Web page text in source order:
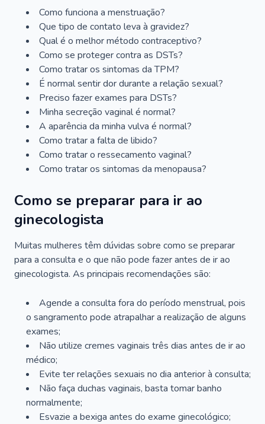
Como funciona a menstruação?
Que tipo de contato leva à gravidez?
Qual é o melhor método contraceptivo?
Como se proteger contra as DSTs?
Como tratar os sintomas da TPM?
É normal sentir dor durante a relação sexual?
Preciso fazer exames para DSTs?
Minha secreção vaginal é normal?
A aparência da minha vulva é normal?
Como tratar a falta de libido?
Como tratar o ressecamento vaginal?
Como tratar os sintomas da menopausa?
Como se preparar para ir ao
ginecologista
Muitas mulheres têm dúvidas sobre como se preparar
para a consulta e o que não pode fazer antes de ir ao
ginecologista. As principais recomendações são:
Agende a consulta fora do período menstrual, pois
o sangramento pode atrapalhar a realização de alguns
exames;
Não utilize cremes vaginais três dias antes de ir ao
médico;
Evite ter relações sexuais no dia anterior à consulta;
Não faça duchas vaginais, basta tomar banho
normalmente;
Esvazie a bexiga antes do exame ginecológico;